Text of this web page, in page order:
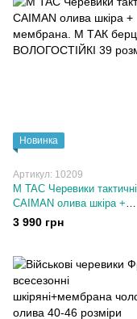
Новинка
Артикул: 10209
M TAC Черевики тактичні
CAIMAN олива шкіра +
мембрана. М ТАК берці
ВОЛОГОСТІЙКІ 39 розмір
3 990 грн